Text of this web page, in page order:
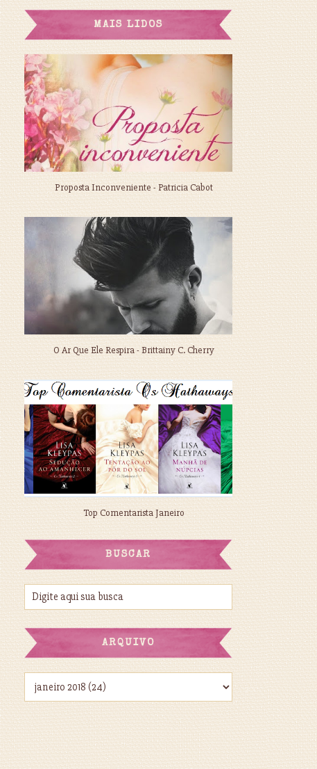
MAIS LIDOS
Proposta Inconveniente - Patricia Cabot
O Ar Que Ele Respira - Brittainy C. Cherry
Top Comentarista Janeiro
BUSCAR
ARQUIVO